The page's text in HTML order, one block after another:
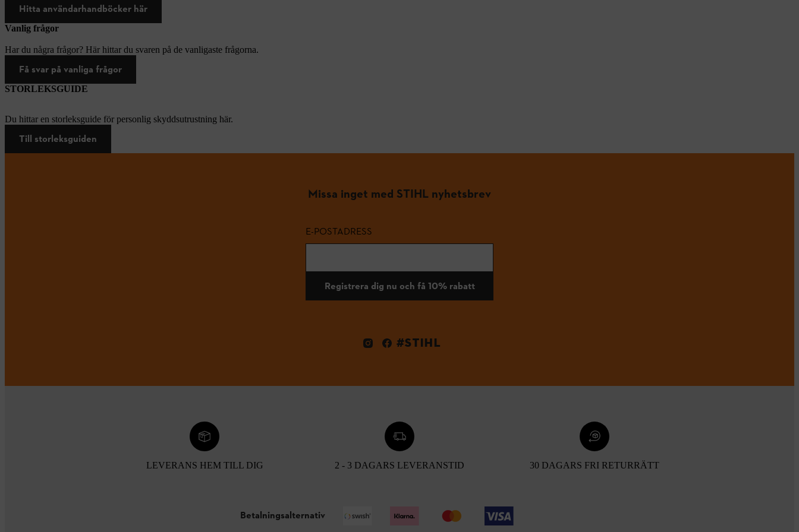
Hitta användarhandböcker här
Vanlig frågor
Har du några frågor? Här hittar du svaren på de vanligaste frågorna.
Få svar på vanliga frågor
STORLEKSGUIDE
Du hittar en storleksguide för personlig skyddsutrustning här.
Till storleksguiden
Missa inget med STIHL nyhetsbrev
E-POSTADRESS
Registrera dig nu och få 10% rabatt
#STIHL
LEVERANS HEM TILL DIG 2 - 3 DAGARS LEVERANSTID 30 DAGARS FRI RETURRÄTT
Betalningsalternativ